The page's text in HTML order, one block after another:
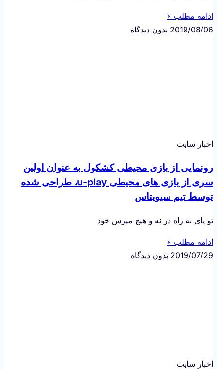
ادامه مطلب »
2019/08/06 بدون دیدگاه
اخبار سایت
رونمایی از بازی محیطی کشکول به عنوان اولین
سری از بازی های محیطی u-play، طراحی شده
توسط تیم سیویتاس
تو پای به راه در نه و هیچ مپرس خود
ادامه مطلب »
2019/07/29 بدون دیدگاه
اخبار سایت